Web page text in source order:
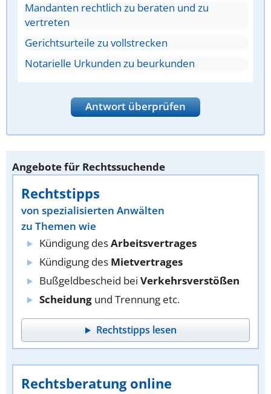
Mandanten rechtlich zu beraten und zu
vertreten
Gerichtsurteile zu vollstrecken
Notarielle Urkunden zu beurkunden
Antwort überprüfen
Angebote für Rechtssuchende
Rechtstipps
von spezialisierten Anwälten
zu Themen wie
Kündigung desArbeitsvertrages
Kündigung des Mietvertrages
Bußgeldbescheid bei Verkehrsverstößen
Scheidung und Trennung etc.
Rechtstipps lesen
Rechtsberatung online